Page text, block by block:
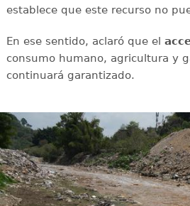
establece que este recurso no
En ese sentido, aclaró que el
consumo humano, agricultura y
continuará garantizado.